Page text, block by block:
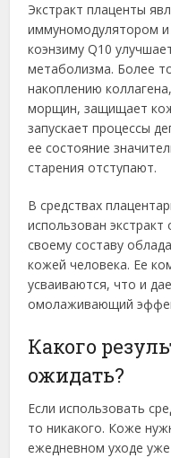
Экстракт плаценты
иммуномодулятором и
коэнзиму Q10
метаболизма. Более
накоплению
морщин, защищает
запускает процессы
ее состояние
старения отступают.
В средствах
использован
своему составу
кожей человека. Ее
усваиваются, что и
омолаживающий
Какого
ожидать?
Если использовать
то никакого. Коже
ежедневном уходе